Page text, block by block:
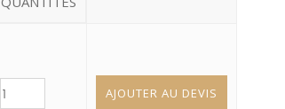
AJOUTER AU DEVIS